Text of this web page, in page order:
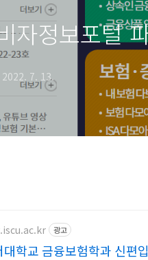
자정보포털
2022. 7. 13.
광고
학교 금융보험학과 신편